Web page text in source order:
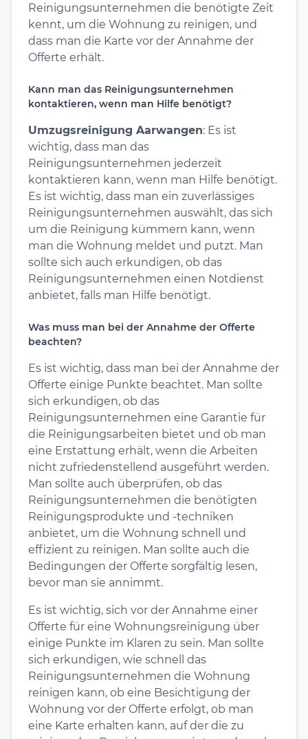
Reinigungsunternehmen die benötigte Zeit
kennt, um die Wohnung zu reinigen, und
dass man die Karte vor der Annahme der
Offerte erhält.
Kann man das Reinigungsunternehmen
kontaktieren, wenn man Hilfe benötigt?
Umzugsreinigung Aarwangen: Es ist
wichtig, dass man das
Reinigungsunternehmen jederzeit
kontaktieren kann, wenn man Hilfe benötigt.
Es ist wichtig, dass man ein zuverlässiges
Reinigungsunternehmen auswählt, das sich
um die Reinigung kümmern kann, wenn
man die Wohnung meldet und putzt. Man
sollte sich auch erkundigen, ob das
Reinigungsunternehmen einen Notdienst
anbietet, falls man Hilfe benötigt.
Was muss man bei der Annahme der Offerte
beachten?
Es ist wichtig, dass man bei der Annahme der
Offerte einige Punkte beachtet. Man sollte
sich erkundigen, ob das
Reinigungsunternehmen eine Garantie für
die Reinigungsarbeiten bietet und ob man
eine Erstattung erhält, wenn die Arbeiten
nicht zufriedenstellend ausgeführt werden.
Man sollte auch überprüfen, ob das
Reinigungsunternehmen die benötigten
Reinigungsprodukte und -techniken
anbietet, um die Wohnung schnell und
effizient zu reinigen. Man sollte auch die
Bedingungen der Offerte sorgfältig lesen,
bevor man sie annimmt.
Es ist wichtig, sich vor der Annahme einer
Offerte für eine Wohnungsreinigung über
einige Punkte im Klaren zu sein. Man sollte
sich erkundigen, wie schnell das
Reinigungsunternehmen die Wohnung
reinigen kann, ob eine Besichtigung der
Wohnung vor der Offerte erfolgt, ob man
eine Karte erhalten kann, auf der die zu